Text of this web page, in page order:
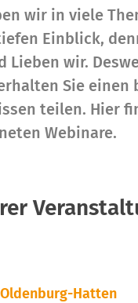
wir in viele
Einblick,
Lieben wir.
Sie
teilen. Hier
Webinare.
Oldenburg-Hatten